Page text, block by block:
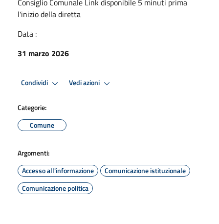
l'inizio della diretta
Data :
31 marzo 2026
Condividi Vedi azioni
Categorie:
Comune
Argomenti:
Accesso all'informazione
Comunicazione istituzionale
Comunicazione politica